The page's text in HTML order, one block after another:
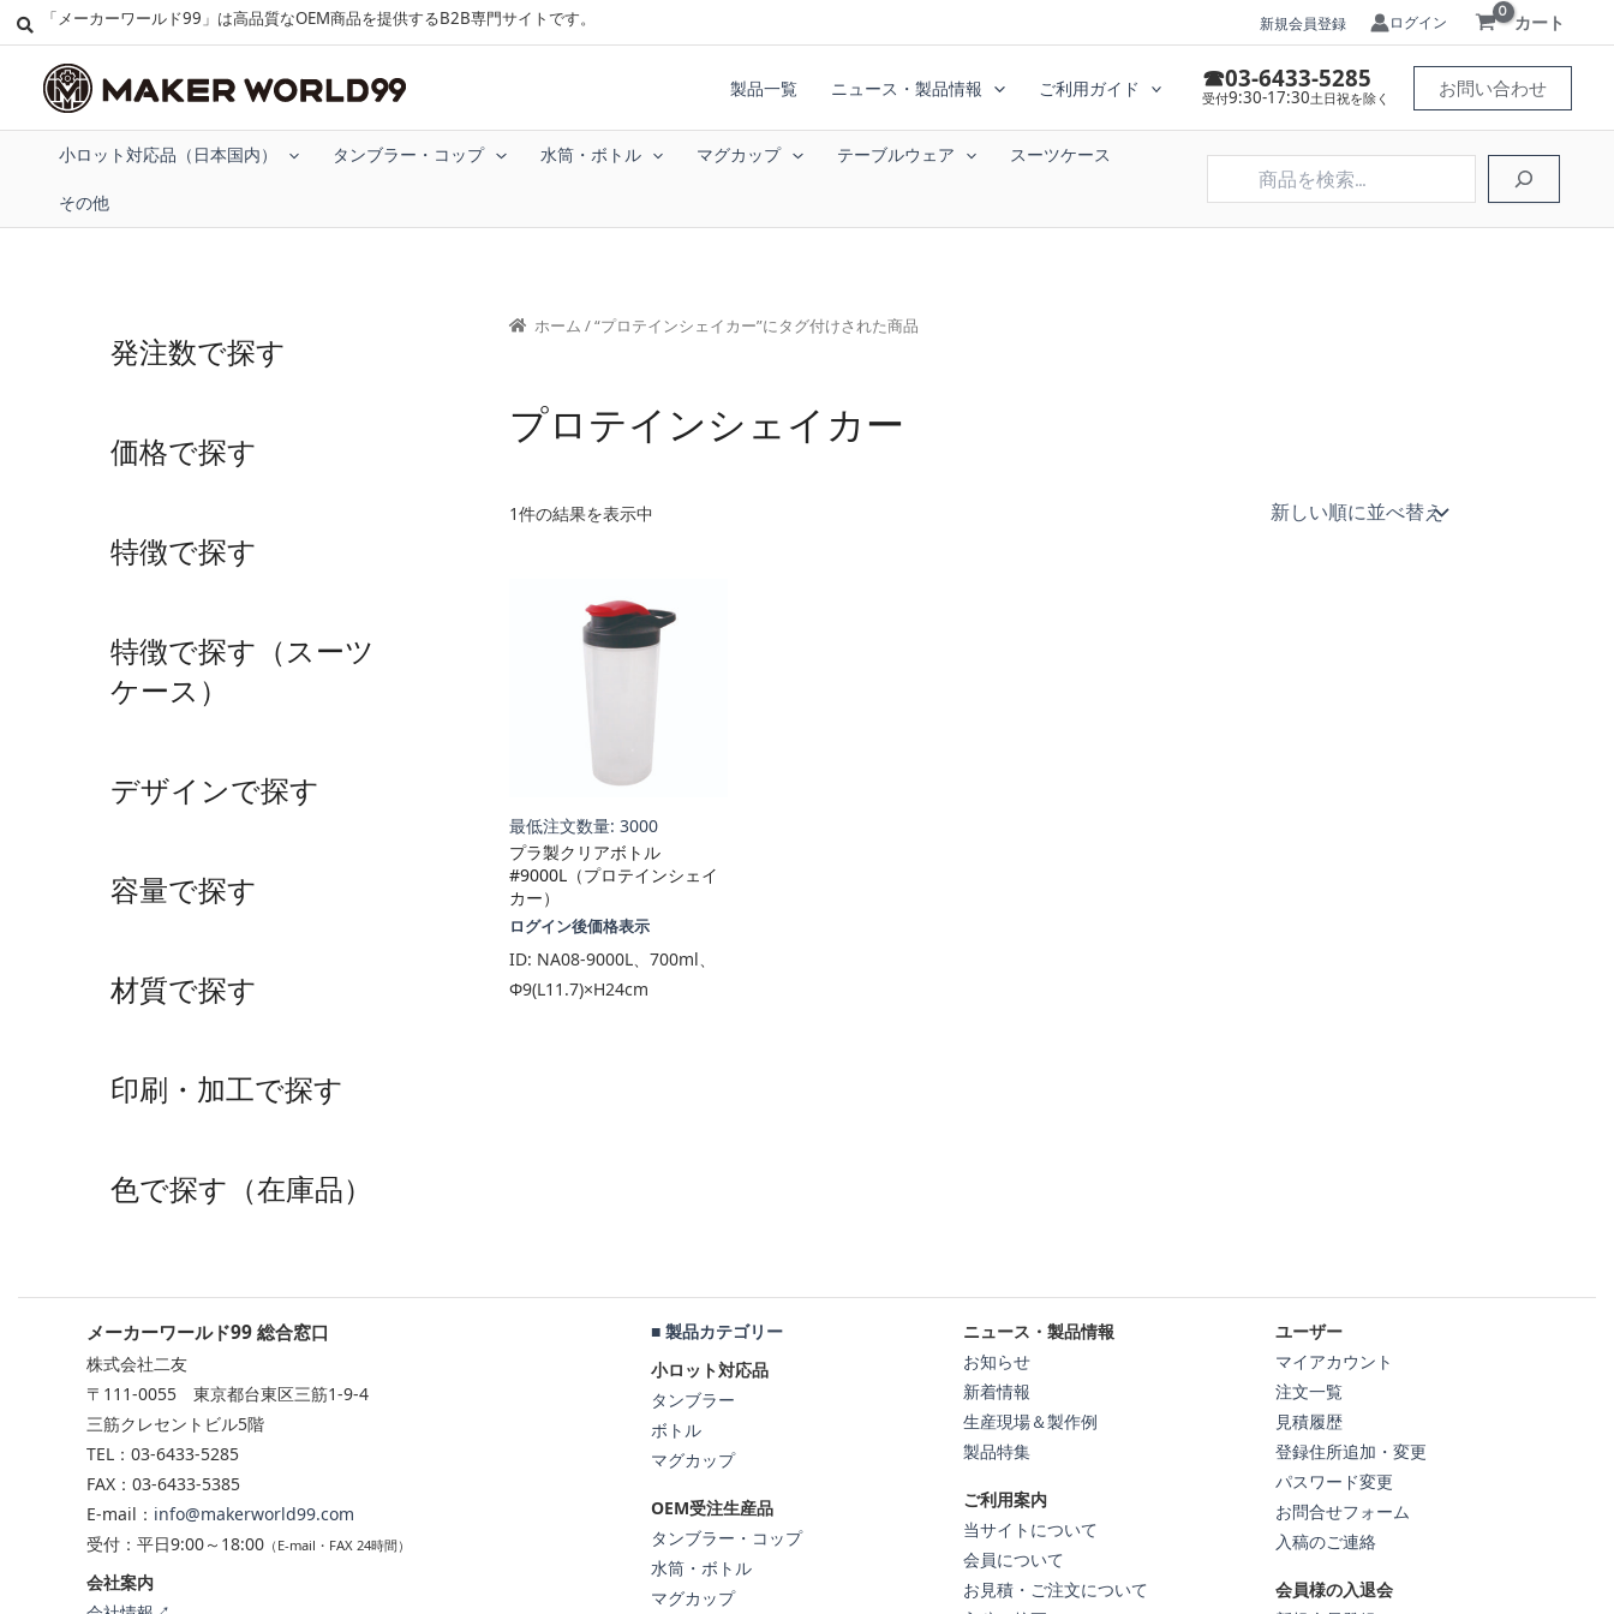
「メーカーワールド99」は高品質なOEM商品を提供するB2B専門サイトです。 新規会員登録 ログイン カート
製品一覧 ニュース・製品情報 ご利用ガイド ☎03-6433-5285
受付9:30-17:30土日祝を除く お問い合わせ
小ロット対応品（日本国内） タンブラー・コップ 水筒・ボトル マグカップ テーブルウェア スーツケース
その他
発注数で探す
価格で探す
特徴で探す
特徴で探す（スーツ
ケース）
デザインで探す
容量で探す
材質で探す
印刷・加工で探す
色で探す（在庫品）
ホーム / “プロテインシェイカー”にタグ付けされた商品
プロテインシェイカー
1件の結果を表示中
最低注文数量: 3000
プラ製クリアボトル
#9000L（プロテインシェイ
カー）
ログイン後価格表示
ID: NA08-9000L、700ml、
Φ9(L11.7)×H24cm
メーカーワールド99 総合窓口
株式会社二友
〒111-0055 東京都台東区三筋1-9-4
三筋クレセントビル5階
TEL：03-6433-5285
FAX：03-6433-5385
E-mail： info@makerworld99.com
受付：平日9:00～18:00 （E-mail・FAX 24時間）
会社案内
■ 製品カテゴリー
小ロット対応品
タンブラー
ボトル
マグカップ
OEM受注生産品
タンブラー・コップ
水筒・ボトル
マグカップ
ニュース・製品情報
お知らせ
新着情報
生産現場＆製作例
製品特集
ご利用案内
当サイトについて
会員について
お見積・ご注文について
ユーザー
マイアカウント
注文一覧
見積履歴
登録住所追加・変更
パスワード変更
お問合せフォーム
入稿のご連絡
会員様の入退会